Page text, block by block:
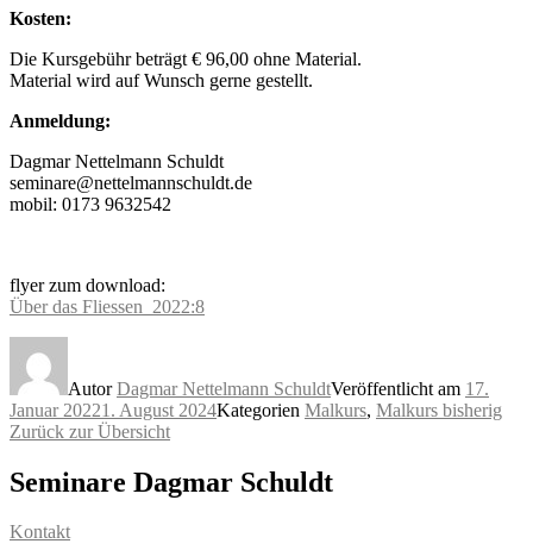
Kosten:
Die Kursgebühr beträgt € 96,00 ohne Material.
Material wird auf Wunsch gerne gestellt.
Anmeldung:
Dagmar Nettelmann Schuldt
seminare@nettelmannschuldt.de
mobil: 0173 9632542
flyer zum download:
Über das Fliessen_2022:8
AutorDagmar Nettelmann SchuldtVeröffentlicht am 17.
Januar 20221. August 2024Kategorien Malkurs, Malkurs bisherig
Zurück zur Übersicht
Seminare Dagmar Schuldt
Kontakt